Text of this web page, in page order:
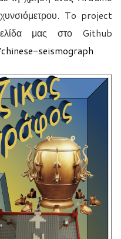
To project
μας στο Github
seismograph